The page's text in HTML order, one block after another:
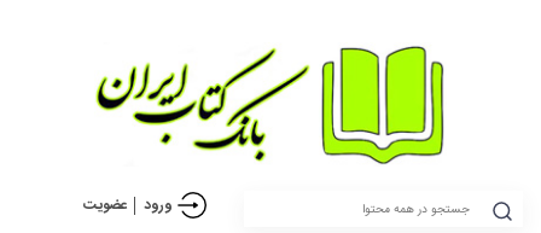
ورود عضویت